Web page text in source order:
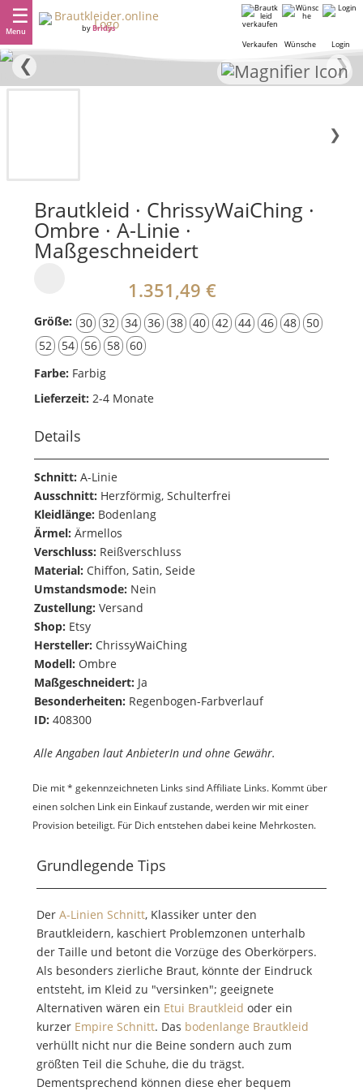
Menu byBridys
Login
Wünsche
Verkaufen
❮ ❯
❯
Brautkleid · ChrissyWaiChing ·
Ombre · A-Linie ·
Maßgeschneidert
1.351,49 €
Größe: 30 32 34 36 38 40 42 44 46 48
50
52
54 56 58
60
Farbe: Farbig
Lieferzeit: 2-4 Monate
Details
Schnitt:A-Linie
Ausschnitt: Herzförmig, Schulterfrei
Kleidlänge: Bodenlang
Ärmel: Ärmellos
Verschluss: Reißverschluss
Material: Chiffon, Satin, Seide
Umstandsmode: Nein
Zustellung:Versand
Shop: Etsy
Hersteller: ChrissyWaiChing
Modell: Ombre
Maßgeschneidert: Ja
Besonderheiten: Regenbogen-Farbverlauf
ID: 408300
Alle Angaben laut AnbieterIn und ohne Gewähr.
Die mit * gekennzeichneten Links sind Affiliate Links. Kommt über
einen solchen Link ein Einkauf zustande, werden wir mit einer
Provision beteiligt. Für Dich entstehen dabei keine Mehrkosten.
Grundlegende Tips
Der A-Linien Schnitt, Klassiker unter den
Brautkleidern, kaschiert Problemzonen unterhalb
der Taille und betont die Vorzüge des Oberkörpers.
Als besonders zierliche Braut, könnte der Eindruck
entsteht, im Kleid zu "versinken"; geeignete
Alternativen wären ein Etui Brautkleid oder ein
kurzer Empire Schnitt. Das bodenlange Brautkleid
verhüllt nicht nur die Beine sondern auch zum
größten Teil die Schuhe, die du trägst.
Dementsprechend können diese eher bequem